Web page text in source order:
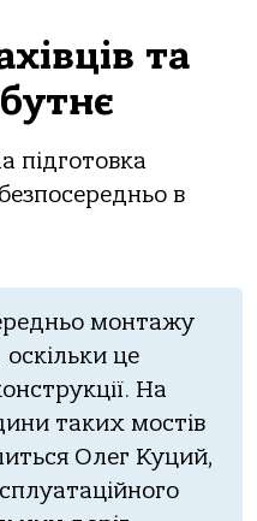
та
підготовка
в
монтажу
це
На
таких мостів
Олег Куций,